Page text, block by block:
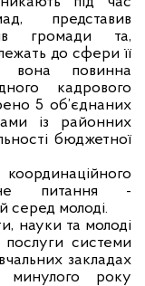
представив
громади та,
до сфери її
вона повинна
кадрового
5 об’єднаних
із районних
бюджетної
питання -
серед молоді.
науки та молоді
системи
закладах
минулого року